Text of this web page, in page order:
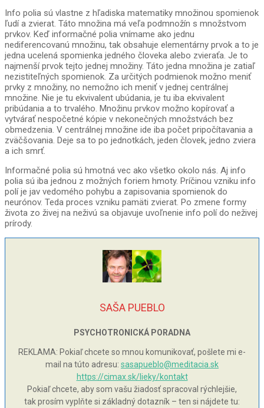
Info polia sú vlastne z hľadiska matematiky množinou spomienok
ľudí a zvierat. Táto množina má veľa podmnožín s množstvom
prvkov. Keď informačné polia vnímame ako jednu
nediferencovanú množinu, tak obsahuje elementárny prvok a to je
jedna ucelená spomienka jedného človeka alebo zvieraťa. Je to
najmenší prvok tejto jednej množiny. Táto jedna množina je zatiaľ
nezistiteľných spomienok. Za určitých podmienok možno meniť
prvky z množiny, no nemožno ich meniť v jednej centrálnej
množine. Nie je tu ekvivalent ubúdania, je tu iba ekvivalent
pribúdania a to trvalého. Množinu prvkov možno kopírovať a
vytvárať nespočetné kópie v nekonečných množstvách bez
obmedzenia. V centrálnej množine ide iba počet pripočítavania a
zväčšovania. Deje sa to po jednotkách, jeden človek, jedno zviera
a ich smrť.
Informačné polia sú hmotná vec ako všetko okolo nás. Aj info
polia sú iba jednou z možných foriem hmoty. Príčinou vzniku info
polí je jav vedomého pohybu a zapisovania spomienok do
neurónov. Teda proces vzniku pamäti zvierat. Po zmene formy
života zo živej na neživú sa objavuje uvoľnenie info polí do neživej
prírody.
SAŠA PUEBLO
PSYCHOTRONICKÁ PORADNA
REKLAMA: Pokiaľ chcete so mnou komunikovať, pošlete mi e-
mail na túto adresu: sasapueblo@meditacia.sk
https://cimax.sk/lieky/kontakt
Pokiaľ chcete, aby som vašu žiadosť spracoval rýchlejšie,
tak prosím vyplňte si základný dotazník – ten si nájdete tu: